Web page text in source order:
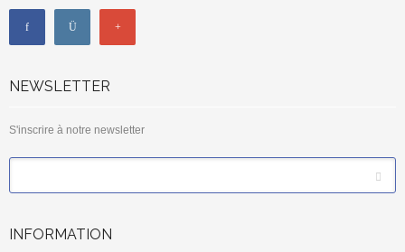
NEWSLETTER
S'inscrire à notre newsletter
INFORMATION